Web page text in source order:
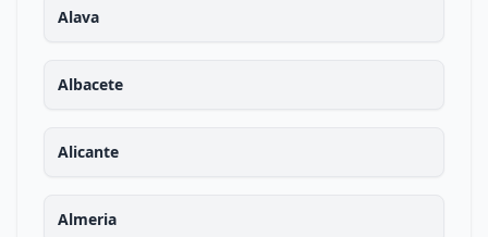
Alava
Albacete
Alicante
Almeria